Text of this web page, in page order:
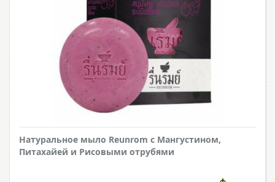
Натуральное мыло Reunrom с Мангустином,
Питахайей и Рисовыми отрубями